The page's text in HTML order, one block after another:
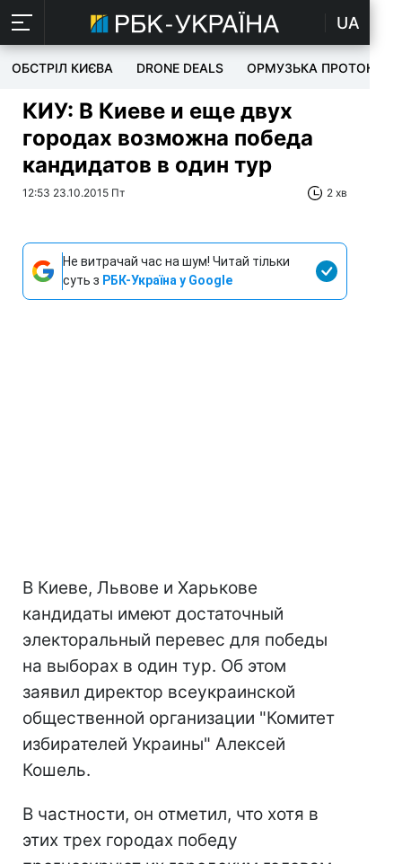
UA
ОБСТРІЛ КИЄВА DRONE DEALS ОРМУЗЬКА ПРОТОКА
КИУ: В Киеве и еще двух
городах возможна победа
кандидатов в один тур
12:53 23.10.2015 Пт 2 хв
Не витрачай час на шум! Читай тільки
суть з РБК-Україна у Google
В Киеве, Львове и Харькове
кандидаты имеют достаточный
электоральный перевес для победы
на выборах в один тур. Об этом
заявил директор всеукраинской
общественной организации "Комитет
избирателей Украины" Алексей
Кошель.
В частности, он отметил, что хотя в
этих трех городах победу